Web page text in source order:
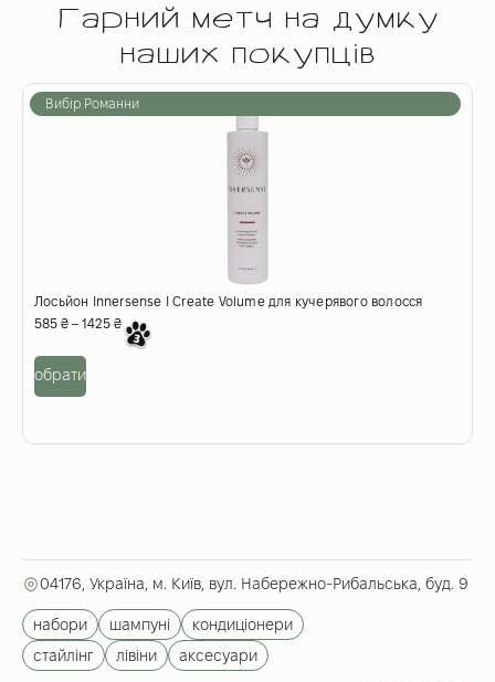
Гарний метч на думку
наших покупців
Вибір Романни
Лосьйон Innersense I Create Volume для кучерявого волосся
585 ₴– 1425 ₴
обрати
04176, Україна, м. Київ, вул. Набережно-Рибальська, буд. 9
набори шампуні
кондиціонери
стайлінг
лівіни аксесуари